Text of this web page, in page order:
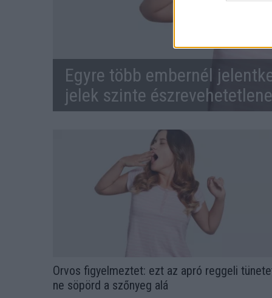
Egyre több embernél
jelek szinte
Orvos figyelmeztet: ezt az apró reggeli
ne söpörd a szőnyeg alá